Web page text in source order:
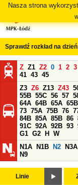
Nasza strona
Sprawdź rozkład na
Z Z1 Z2 0 1 2 3
41 43 45
Z3 Z6 Z13 Z43
55B 55C 56 57
64A 64B 65A 65B
73 75A 75B 76
84B 85A 85B 86
91C 92A 92B 93
G1 G2 H
W
N1A
N1B N2 N3A
N9
Linie